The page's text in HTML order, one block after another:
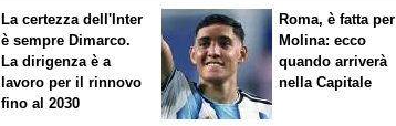
La certezza dell'Inter
è sempre Dimarco.
La dirigenza è a
lavoro per il rinnovo
fino al 2030
Roma, è fatta per
Molina: ecco
quando arriverà
nella Capitale